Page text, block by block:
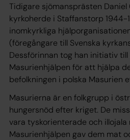
Tidigare sjömansprästen Daniel
kyrkoherde i Staffanstorp 1944-
inomkyrkliga
(föregångare till Svenska
Dessförinnan tog han initiativ
Masurienhjälpen för att hjälpa
befolkningen i polska Masurien
Masurierna är en folkgrupp i
hungersnöd efter kriget. De
vara tyskorienterade och illojala
Masurienhjälpen gav dem mat